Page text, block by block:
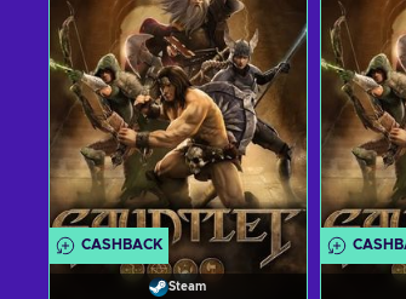
CASHBACK
Steam